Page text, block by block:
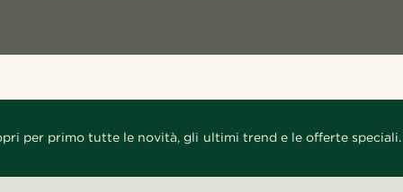
per primo tutte le novità, gli ultimi trend e le offerte speciali.